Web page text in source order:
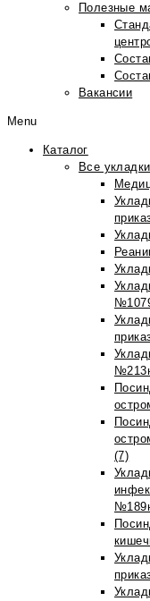
Полезные
Вакансии
Menu
Каталог
Все укладки
(7)